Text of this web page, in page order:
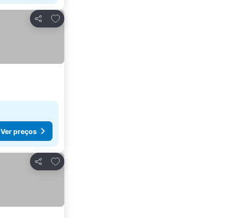
Partilhar
Adicionar aos favoritos
Ver preços
Partilhar
Adicionar aos favoritos